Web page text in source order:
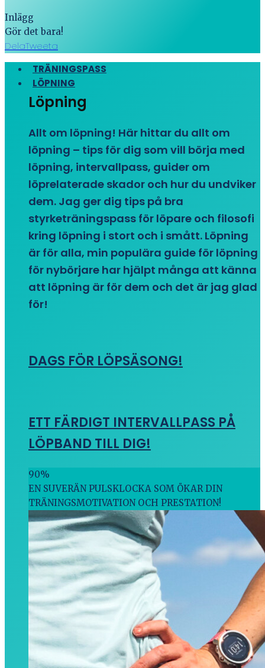
Inlägg
Gör det bara!
DelaTweeta
TRÄNINGSPASS
LÖPNING
Löpning
Allt om löpning! Här hittar du allt om
löpning – tips för dig som vill börja med
löpning, intervallpass, guider om
löprelaterade skador och hur du undviker
dem. Jag ger dig tips på bra
styrketräningspass för löpare och filosofi
kring löpning i stort och i smått. Löpning
är för alla, min populära guide för löpning
för nybörjare har hjälpt många att känna
att löpning är för dem och det är jag glad
för!
DAGS FÖR LÖPSÄSONG!
ETT FÄRDIGT INTERVALLPASS PÅ
LÖPBAND TILL DIG!
90%
EN SUVERÄN PULSKLOCKA SOM ÖKAR DIN
TRÄNINGSMOTIVATION OCH PRESTATION!